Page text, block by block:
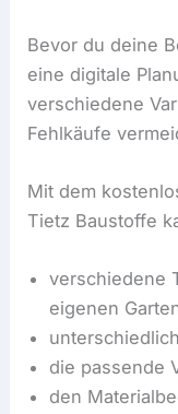
Bevor du deine
eine digitale
verschiedene
Fehlkäufe
Mit dem
Tietz Baustoffe
verschiedene
eigenen
die passende
den